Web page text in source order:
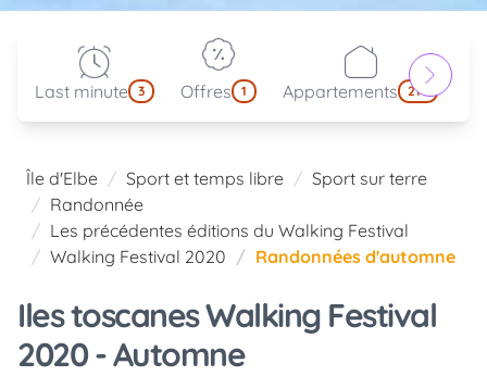
Last minute 3 Offres 1 Appartements 214
Île d'Elbe Sport et temps libre
Sport sur terre
Randonnée
Les précédentes éditions du Walking Festival
Walking Festival 2020
Randonnées d'automne
Iles toscanes Walking Festival
2020 - Automne